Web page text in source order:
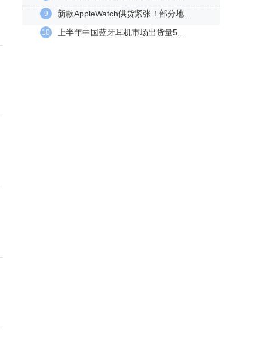
9 新款AppleWatch供货紧张！部分地...
10 上半年中国蓝牙耳机市场出货量5,...